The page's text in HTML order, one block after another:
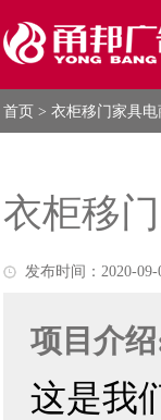
首页 > 衣柜移门家具
衣柜移
发布时间：2020-09-
项目介
这是我